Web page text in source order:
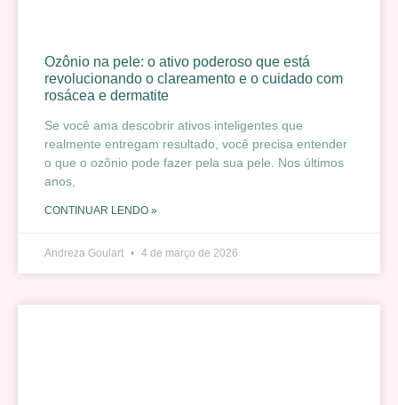
Ozônio na pele: o ativo poderoso que está
revolucionando o clareamento e o cuidado com
rosácea e dermatite
Se você ama descobrir ativos inteligentes que
realmente entregam resultado, você precisa entender
o que o ozônio pode fazer pela sua pele. Nos últimos
anos,
CONTINUAR LENDO »
Andreza Goulart 4 de março de 2026